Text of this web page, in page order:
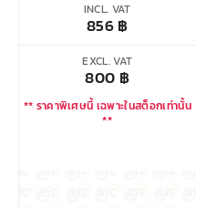
INCL. VAT
856฿
EXCL. VAT
800 ฿
** ราคาพิเศษนี้ เฉพาะในสต็อกเท่านั้น
**